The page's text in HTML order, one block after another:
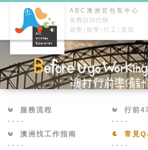
ABC澳洲背包客中心
免費諮詢代辦
遊學
留學 打工 渡假
服務流程 行前
澳洲找工作指南 常見